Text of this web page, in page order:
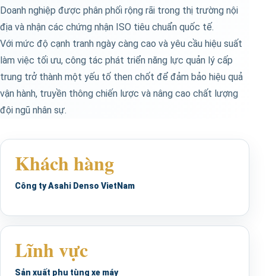
Doanh nghiệp được phân phối rộng rãi trong thị trường nội
địa và nhận các chứng nhận ISO tiêu chuẩn quốc tế.
Với mức độ cạnh tranh ngày càng cao và yêu cầu hiệu suất
làm việc tối ưu, công tác phát triển năng lực quản lý cấp
trung trở thành một yếu tố then chốt để đảm bảo hiệu quả
vận hành, truyền thông chiến lược và nâng cao chất lượng
đội ngũ nhân sự.
Khách hàng
Công ty Asahi Denso VietNam
Lĩnh vực
Sản xuất phụ tùng xe máy